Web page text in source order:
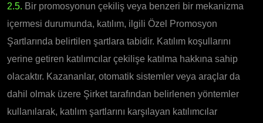
2.5. Bir promosyonun çekiliş veya benzeri bir mekanizma
içermesi durumunda, katılım, ilgili Özel Promosyon
Şartlarında belirtilen şartlara tabidir. Katılım koşullarını
yerine getiren katılımcılar çekilişe katılma hakkına sahip
olacaktır. Kazananlar, otomatik sistemler veya araçlar da
dahil olmak üzere Şirket tarafından belirlenen yöntemler
kullanılarak, katılım şartlarını karşılayan katılımcılar